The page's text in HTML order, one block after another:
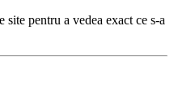
site pentru a vedea exact ce s-a